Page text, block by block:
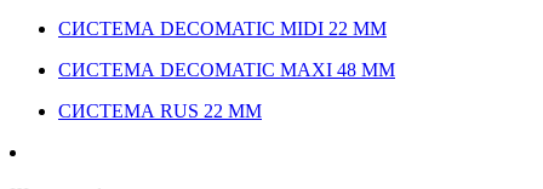
СИСТЕМА DECOMATIC MIDI 22 ММ
СИСТЕМА DECOMATIC MAXI 48 ММ
СИСТЕМА RUS 22 ММ